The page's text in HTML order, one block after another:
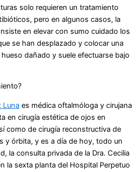
solo requieren un tratamiento
pero en algunos casos, la
en elevar con sumo cuidado los
se han desplazado y colocar una
dañado y suele efectuarse bajo
Luna es médica oftalmóloga y cirujana
en cirugía estética de ojos en
como de cirugía reconstructiva de
y órbita, y es a día de hoy, todo un
la consulta privada de la Dra. Cecilia
la sexta planta del Hospital Perpetuo